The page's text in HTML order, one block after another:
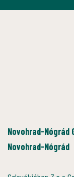
Novohrad-Nógrád
Novohrad-Nógrád